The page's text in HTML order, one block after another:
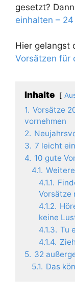
gesetzt?
einhalten –
Hier gelangst
Vorsätzen für
Inhalte
1. Vorsätze
vornehmen
2.
3. 7 leicht
4. 10 gute
4.1.
4.1.1.
Vorsätze
4.1.2.
keine
4.1.3. Tu
4.1.4.
5. 32
5.1. Das